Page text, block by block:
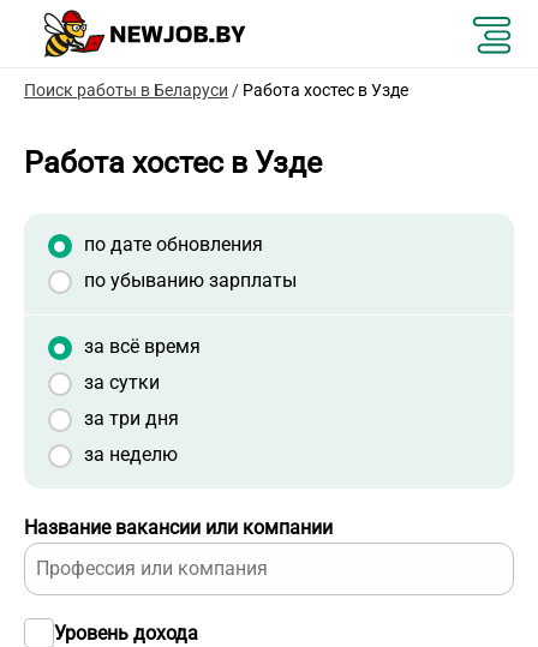
Поиск работы в Беларуси / Работа хостес в Узде
Работа хостес в Узде
Название вакансии или компании
Уровень дохода
по дате обновления
по убыванию зарплаты
за всё время
за сутки
за три дня
за неделю